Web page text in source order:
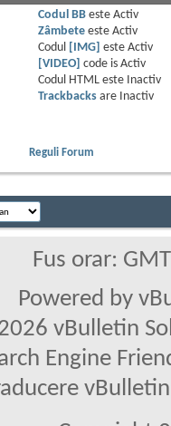
Codul BBeste Activ
Zâmbeteeste Activ
Codul
[IMG] este Activ
[VIDEO]
code is Activ
Codul HTML este
Inactiv
Trackbacksare
Inactiv
Reguli Forum
Fus orar:
Powered by
vBulletin
Engine